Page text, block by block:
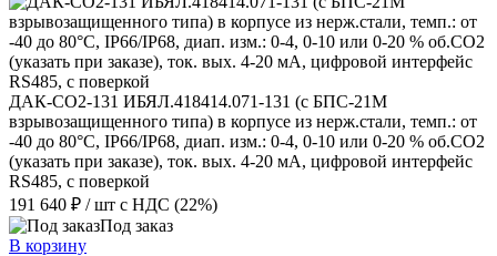
ДАК-СО2-131 ИБЯЛ.418414.071-131 (с БПС-21М
взрывозащищенного типа) в корпусе из нерж.стали, темп.: от
-40 до 80°С, IP66/IP68, диап. изм.: 0-4, 0-10 или 0-20 % об.СО2
(указать при заказе), ток. вых. 4-20 мА, цифровой интерфейс
RS485, с поверкой
191 640 ₽ / шт с НДС (22%)
Под заказ
В корзину